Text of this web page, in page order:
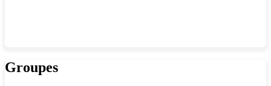
Groupes